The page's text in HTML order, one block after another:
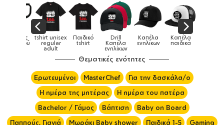
Drill
Καπέλα
ενηλίκων
Καπέλα
ενηλίκων
Καπέλα
παιδικά Κούπες Κούπες
ειδικές
Θεματικές ενότητες
Ερωτευμένοι MasterChef
Για την δασκάλα/ο
Η ημέρα της μητέρας
Η ημέρα του πατέρα
Bachelor / Γάμος
Βάπτιση
Baby on Board
Παππούς, Γιαγιά
Μωράκι Baby shower Παιδικά 1-5
Gaming